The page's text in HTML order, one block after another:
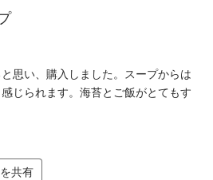
思い、購入しました。スープからは
じられます。海苔とご飯がとてもす
共有